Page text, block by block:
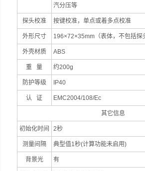
汽分压等
探头校准 按键校准，单点或着多点校准
外形尺寸 196×72×35mm（表体，不包括探
外壳材质 ABS
重 量 约200g
防护等级 IP40
认 证 EMC2004/108/Ec
其它信息
初始化时间 2秒
测量间隔 典型值1秒(计算功能未启用)
背景光 有